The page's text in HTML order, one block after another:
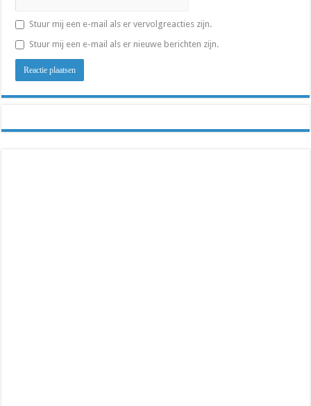
Stuur mij een e-mail als er vervolgreacties zijn.
Stuur mij een e-mail als er nieuwe berichten zijn.